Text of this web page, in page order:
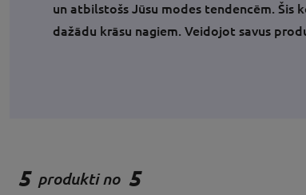
un atbilstošs Jūsu modes tendencēm. Šis
dažādu krāsu nagiem. Veidojot savus
5 produkti no 5